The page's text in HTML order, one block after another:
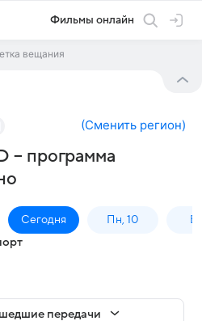
Фильмы онлайн
вещания
(Сменить регион)
– программа
Сегодня Пн, 10
передачи